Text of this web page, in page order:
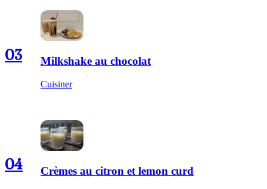
03 Milkshake au chocolat
Cuisiner
04 Crèmes au citron et lemon curd